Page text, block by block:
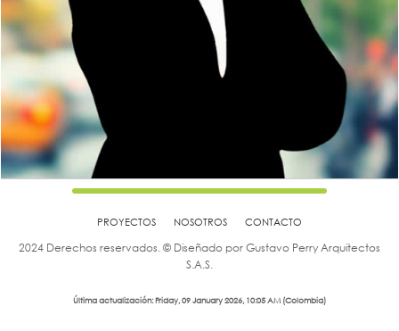
PROYECTOS NOSOTROS CONTACTO
2024 Derechos reservados. © Diseñado por Gustavo Perry Arquitectos
S.A.S.
Última actualización: Friday, 09 January 2026, 10:05 AM (Colombia)